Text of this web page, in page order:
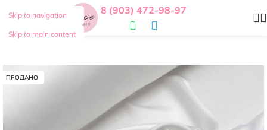
Skip to navigation
Skip to main content
8 (903) 472-98-97
ПРОДАНО